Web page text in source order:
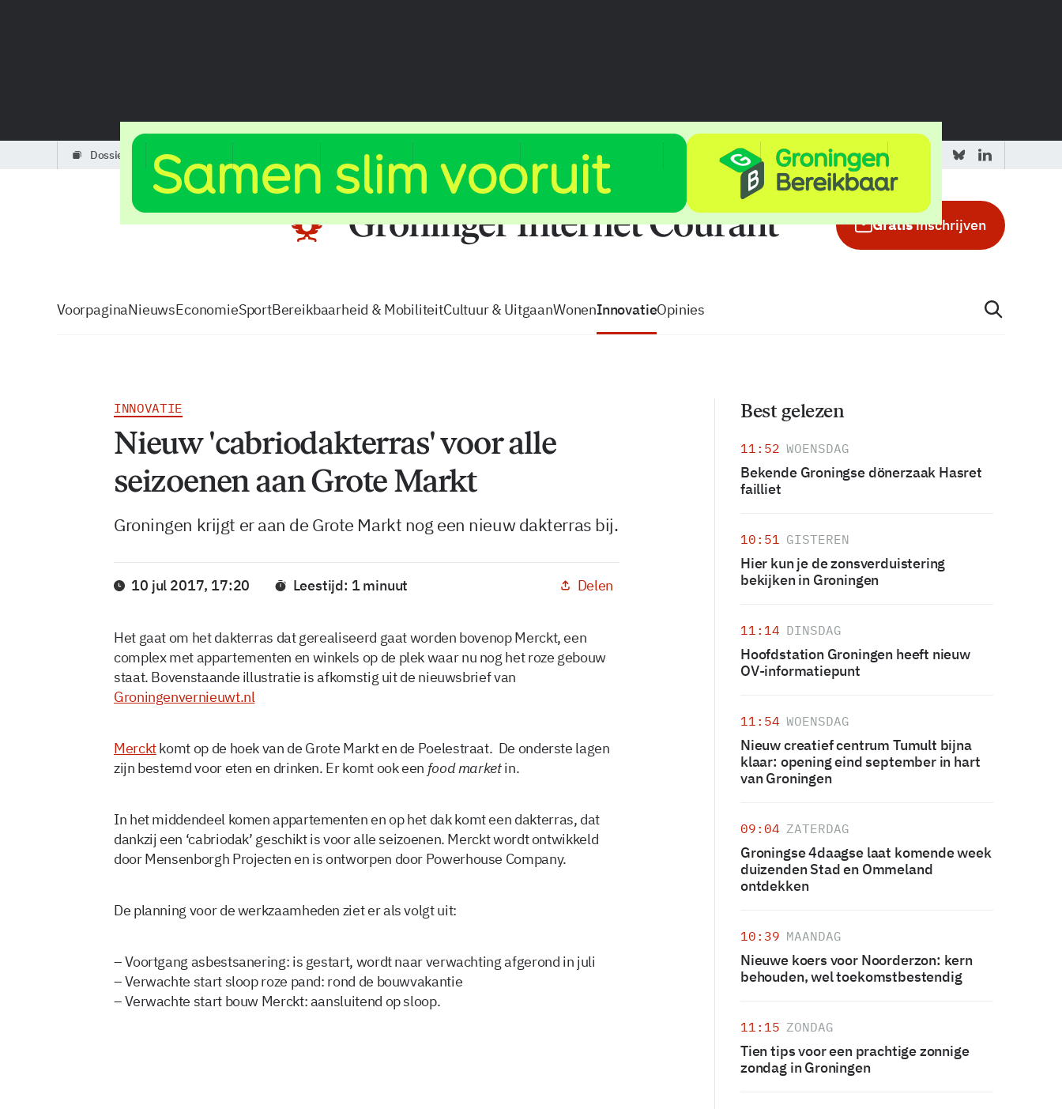
dossiers vacatures Tip de redactie Adverteren in de GIC
Gratisinschrijven
VoorpaginaNieuwsEconomieSportBereikbaarheid & MobiliteitCultuur & UitgaanWonenInnovatieOpinies
INNOVATIE
Nieuw 'cabriodakterras' voor alle
seizoenen aan Grote Markt
Groningen krijgt er aan de Grote Markt nog een nieuw dakterras bij.
10 jul 2017, 17:20 Leestijd: 1 minuut Delen
Het gaat om het dakterras dat gerealiseerd gaat worden bovenop Merckt, een
complex met appartementen en winkels op de plek waar nu nog het roze gebouw
staat. Bovenstaande illustratie is afkomstig uit de nieuwsbrief van
Groningenvernieuwt.nl
Mercktkomt op de hoek van de Grote Markt en de Poelestraat. De onderste lagen
zijn bestemd voor eten en drinken. Er komt ook een food marketin.
In het middendeel komen appartementen en op het dak komt een dakterras, dat
dankzij een ‘cabriodak’ geschikt is voor alle seizoenen. Merckt wordt ontwikkeld
door Mensenborgh Projecten en is ontworpen door Powerhouse Company.
De planning voor de werkzaamheden ziet er als volgt uit:
– Voortgang asbestsanering: is gestart, wordt naar verwachting afgerond in juli
– Verwachte start sloop roze pand: rond de bouwvakantie
– Verwachte start bouw Merckt: aansluitend op sloop.
Best gelezen
11:52 WOENSDAG
Bekende Groningse dönerzaak Hasret
failliet
10:51 GISTEREN
Hier kun je de zonsverduistering
bekijken in Groningen
11:14 DINSDAG
Hoofdstation Groningen heeft nieuw
OV-informatiepunt
11:54 WOENSDAG
Nieuw creatief centrum Tumult bijna
klaar: opening eind september in hart
van Groningen
09:04 ZATERDAG
Groningse 4daagse laat komende week
duizenden Stad en Ommeland
ontdekken
10:39 MAANDAG
Nieuwe koers voor Noorderzon: kern
behouden, wel toekomstbestendig
11:15 ZONDAG
Tien tips voor een prachtige zonnige
zondag in Groningen